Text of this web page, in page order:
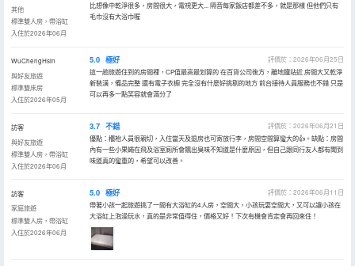
其他
標準雙人房，帶浴缸
入住於2026年06月
比想像中乾淨很多，房間很大，電視更大... 隔音每家飯店都差不多，就是那樣 但他們只有
毛巾沒有大浴巾喔
WuChengHsin
與好友旅遊
標準雙床房
入住於2026年05月
5.0 極好
評價於：2026年06月25日
這一趟旅遊住到的房間裡，CP值最高最划算的 在百貨公司後方，離地鐵站近 房間大又乾淨
新裝潢，備品完整 還有電子衣櫥 完全沒有什麼好挑剔的地方 前台接待人員服務也不錯 只是
可以再多一點笑容就會滿分了
訪客
與好友旅遊
標準雙人房，帶浴缸
入住於2026年06月
3.7 不錯
評價於：2026年06月21日
優點：櫃枱人員很親切，入住當天及退房也可寄放行李，房間空間算蠻大的👍。缺點：房間
內有一些小果蠅在飛及浴室廁所會飄出臭味不知道是什麼原因，但自己跟同行友人都有聞到
味道真的蠻重的，希望可以改善。
訪客
家庭旅遊
標準雙人房，帶浴缸
入住於2026年06月
5.0 極好
評價於：2026年06月11日
帶著小孩一起旅遊挑了一間有大浴缸的4人房，空間大，小孩玩耍空間大，又可以讓小孩在
大浴缸上泡澡玩水，真的是非常值得住，價格又好！下次有機會肯定會再回來住！